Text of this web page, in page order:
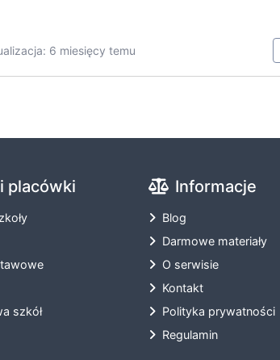
6 miesięcy temu
placówki
szkół
Informacje
Blog
Darmowe materiały
O serwisie
Kontakt
Polityka prywatności
Regulamin